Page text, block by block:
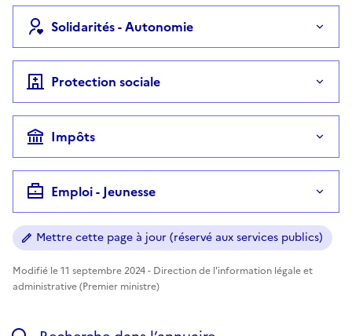
Solidarités - Autonomie
Protection sociale
Impôts
Emploi - Jeunesse
Mettre cette page à jour (réservé aux services publics)
Modifié le 11 septembre 2024 - Direction de l'information légale et
administrative (Premier ministre)